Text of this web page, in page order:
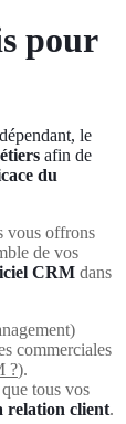
pour
le
afin de
du
vous offrons
de vos
CRM dans
)
commerciales
?).
tous vos
relation client.